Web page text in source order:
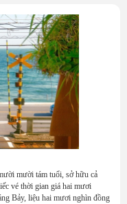
mười tám tuổi, sở hữu cả
vé thời gian giá hai mươi
Bảy, liệu hai mươi nghìn đồng